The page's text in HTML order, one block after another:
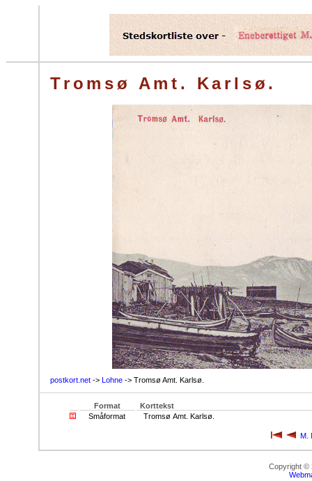
Tromsø Amt. Karlsø.
postkort.net -> Lohne -> Tromsø Amt. Karlsø.
Format
Korttekst
Småformat
Tromsø Amt. Karlsø.
M.
Copyright ©